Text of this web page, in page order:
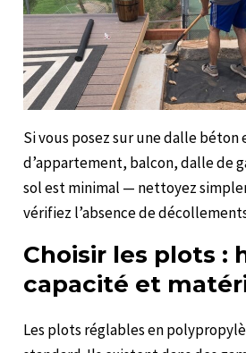
Si vous posez sur une dalle
d’appartement, balcon, dalle de
sol est minimal — nettoyez
vérifiez l’absence de
Choisir les plots :
capacité et
Les plots réglables en